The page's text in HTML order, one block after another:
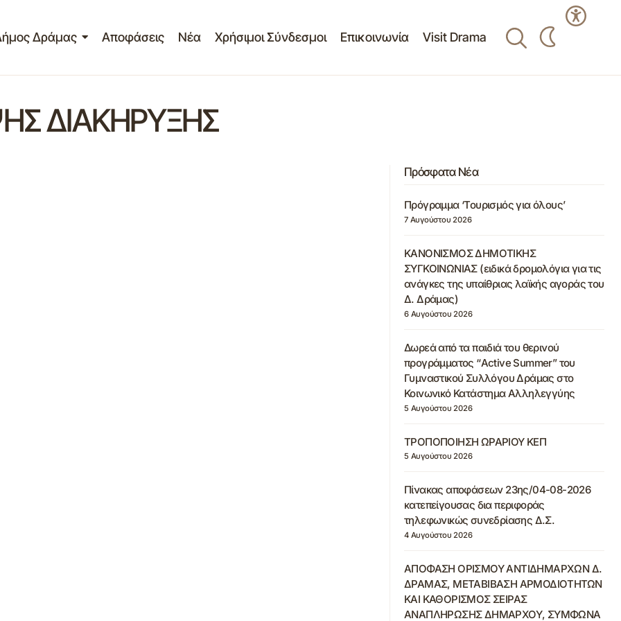
Δράμας Αποφάσεις Νέα Χρήσιμοι Σύνδεσμοι Επικοινωνία Visit Drama
ΔΙΑΚΗΡΥΞΗΣ
Πρόσφατα Νέα
Πρόγραμμα ‘Τουρισμός για όλους’
7 Αυγούστου 2026
ΚΑΝΟΝΙΣΜΟΣ ΔΗΜΟΤΙΚΗΣ
ΣΥΓΚΟΙΝΩΝΙΑΣ (ειδικά δρομολόγια για τις
ανάγκες της υπαίθριας λαϊκής αγοράς του
Δ. Δράμας)
6 Αυγούστου 2026
Δωρεά από τα παιδιά του θερινού
προγράμματος “Active Summer” του
Γυμναστικού Συλλόγου Δράμας στο
Κοινωνικό Κατάστημα Αλληλεγγύης
5 Αυγούστου 2026
ΤΡΟΠΟΠΟΙΗΣΗ ΩΡΑΡΙΟΥ ΚΕΠ
5 Αυγούστου 2026
Πίνακας αποφάσεων 23ης/04-08-2026
κατεπείγουσας δια περιφοράς
τηλεφωνικώς συνεδρίασης Δ.Σ.
4 Αυγούστου 2026
ΑΠΟΦΑΣΗ ΟΡΙΣΜΟΥ ΑΝΤΙΔΗΜΑΡΧΩΝ Δ.
ΔΡΑΜΑΣ, ΜΕΤΑΒΙΒΑΣΗ ΑΡΜΟΔΙΟΤΗΤΩΝ
ΚΑΙ ΚΑΘΟΡΙΣΜΟΣ ΣΕΙΡΑΣ
ΑΝΑΠΛΗΡΩΣΗΣ ΔΗΜΑΡΧΟΥ, ΣΥΜΦΩΝΑ